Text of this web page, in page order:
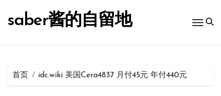
saber酱的自留地
首页 idc.wiki 美国Cera4837 月付45元 年付440元